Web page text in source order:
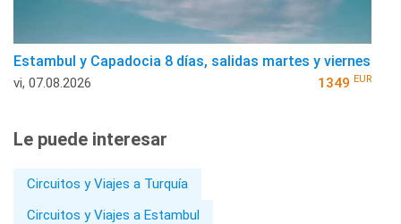
Estambul y Capadocia 8 días, salidas martes y viernes
vi, 07.08.2026 1349 EUR
Le puede interesar
Circuitos y Viajes a Turquía
Circuitos y Viajes a Estambul